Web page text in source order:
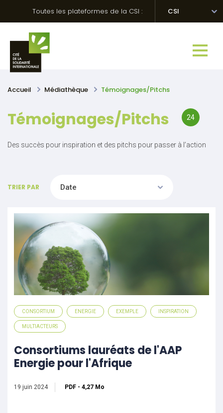
Toutes les plateformes de la CSI : CSI
Accueil Médiathèque Témoignages/Pitchs
Témoignages/Pitchs 24
Des succès pour inspiration et des pitchs pour passer à l’action
TRIER PAR
CONSORTIUM ENERGIE EXEMPLE INSPIRATION
MULTIACTEURS
Consortiums lauréats de l'AAP
Energie pour l'Afrique
19 juin 2024 PDF - 4,27 Mo